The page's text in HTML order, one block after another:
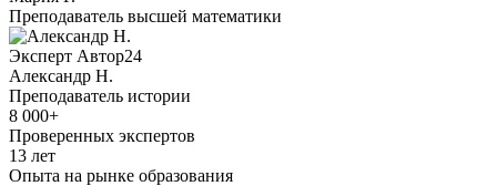
Преподаватель высшей математики
Эксперт Автор24
Александр Н.
Преподаватель истории
8 000+
Проверенных экспертов
13 лет
Опыта на рынке образования